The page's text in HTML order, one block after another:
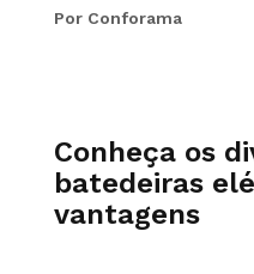
Por Conforama
Conheça os
batedeiras
vantagens